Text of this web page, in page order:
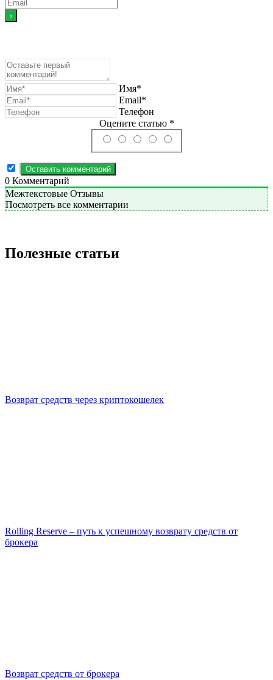
Имя*
Email*
Телефон
Оцените статью *
0 Комментарий
Межтекстовые Отзывы
Посмотреть все комментарии
Полезные статьи
Возврат средств через криптокошелек
Rolling Reserve – путь к успешному возврату средств от
брокера
Возврат средств от брокера